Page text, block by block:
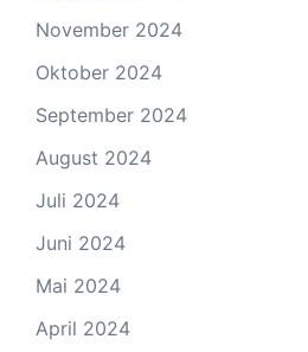
November 2024
Oktober 2024
September 2024
August 2024
Juli 2024
Juni 2024
Mai 2024
April 2024